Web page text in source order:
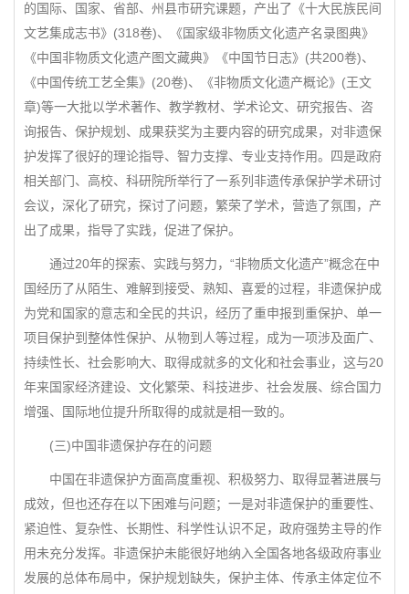
的国际、国家、省部、州县市研究课题，产出了《十大民族民间
文艺集成志书》(318卷)、《国家级非物质文化遗产名录图典》
《中国非物质文化遗产图文藏典》《中国节日志》(共200卷)、
《中国传统工艺全集》(20卷)、《非物质文化遗产概论》(王文
章)等一大批以学术著作、教学教材、学术论文、研究报告、咨
询报告、保护规划、成果获奖为主要内容的研究成果，对非遗保
护发挥了很好的理论指导、智力支撑、专业支持作用。四是政府
相关部门、高校、科研院所举行了一系列非遗传承保护学术研讨
会议，深化了研究，探讨了问题，繁荣了学术，营造了氛围，产
出了成果，指导了实践，促进了保护。
通过20年的探索、实践与努力，“非物质文化遗产”概念在中
国经历了从陌生、难解到接受、熟知、喜爱的过程，非遗保护成
为党和国家的意志和全民的共识，经历了重申报到重保护、单一
项目保护到整体性保护、从物到人等过程，成为一项涉及面广、
持续性长、社会影响大、取得成就多的文化和社会事业，这与20
年来国家经济建设、文化繁荣、科技进步、社会发展、综合国力
增强、国际地位提升所取得的成就是相一致的。
(三)中国非遗保护存在的问题
中国在非遗保护方面高度重视、积极努力、取得显著进展与
成效，但也还存在以下困难与问题；一是对非遗保护的重要性、
紧迫性、复杂性、长期性、科学性认识不足，政府强势主导的作
用未充分发挥。非遗保护未能很好地纳入全国各地各级政府事业
发展的总体布局中，保护规划缺失，保护主体、传承主体定位不